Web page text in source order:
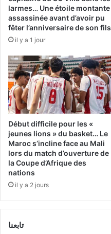
larmes… Une étoile montante
assassinée avant d’avoir pu
fêter l’anniversaire de son fils
il y a 1 jour
Début difficile pour les «
jeunes lions » du basket… Le
Maroc s’incline face au Mali
lors du match d’ouverture de
la Coupe d’Afrique des
nations
il y a 2 jours
تابعنا